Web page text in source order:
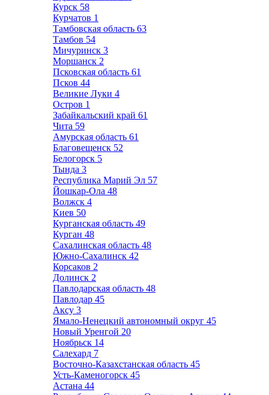
Курск 58
Курчатов 1
Тамбовская область 63
Тамбов 54
Мичуринск 3
Моршанск 2
Псковская область 61
Псков 44
Великие Луки 4
Остров 1
Забайкальский край 61
Чита 59
Амурская область 61
Благовещенск 52
Белогорск 5
Тында 3
Республика Марий Эл 57
Йошкар-Ола 48
Волжск 4
Киев 50
Курганская область 49
Курган 48
Сахалинская область 48
Южно-Сахалинск 42
Корсаков 2
Долинск 2
Павлодарская область 48
Павлодар 45
Аксу 3
Ямало-Ненецкий автономный округ 45
Новый Уренгой 20
Ноябрьск 14
Салехард 7
Восточно-Казахстанская область 45
Усть-Каменогорск 45
Астана 44